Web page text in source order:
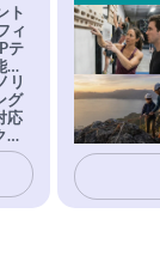
ト
ィ
テ
を
に
リ
グ
応
ラ